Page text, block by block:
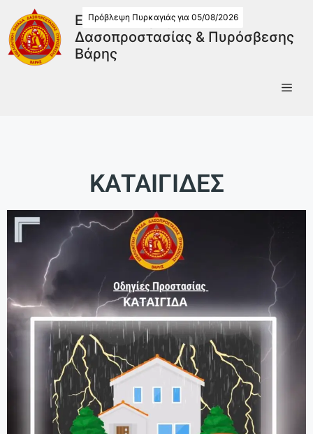
Εθελοντική Ομάδα
Δασοπροστασίας & Πυρόσβεσης
Βάρης
Πρόβλεψη Πυρκαγιάς για 05/08/2026
ΚΑΤΑΙΓΙΔΕΣ